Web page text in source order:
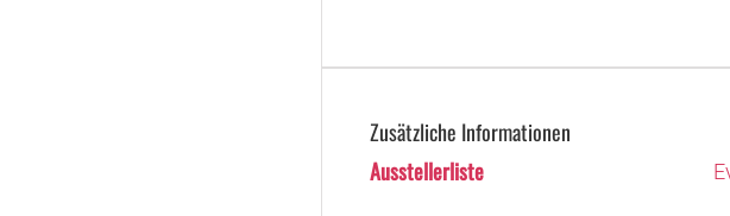
Zusätzliche Informationen
Ausstellerliste